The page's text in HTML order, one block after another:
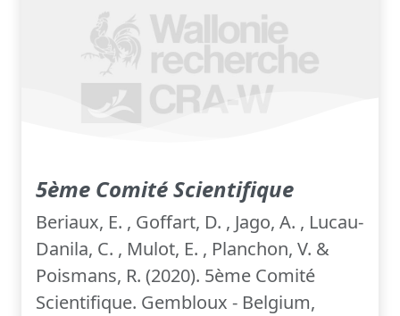
5ème Comité Scientifique
Beriaux, E. , Goffart, D. , Jago, A. , Lucau-
Danila, C. , Mulot, E. , Planchon, V. &
Poismans, R. (2020). 5ème Comité
Scientifique. Gembloux - Belgium,